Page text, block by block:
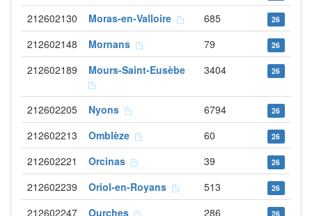
212602130 Moras-en-Valloire 685 26
212602148 Mornans 79 26
212602189 Mours-Saint-Eusèbe 3404 26
212602205 Nyons 6794 26
212602213 Omblèze 60 26
212602221 Orcinas 39 26
212602239 Oriol-en-Royans 513 26
212602247 Ourches 286 26